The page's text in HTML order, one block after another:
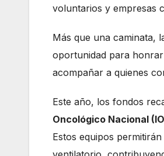
voluntarios y empresas
Más que una caminata,
oportunidad para
acompañar a quienes
Este año, los fondos
Oncológico Nacional
Estos equipos